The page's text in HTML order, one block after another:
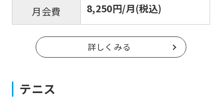
月会費 8,250円/月(税込)
詳しくみる
テニス